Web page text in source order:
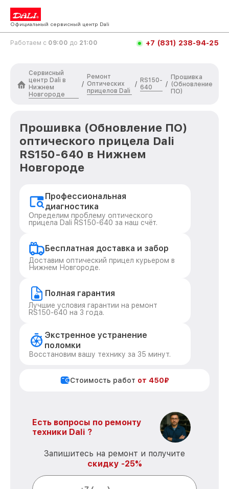
Официальный сервисный центр Dali
Работаем с 09:00 до 21:00 +7 (831) 238-94-25
Сервисный
центр Dali в
Нижнем
Новгороде
/
Ремонт
Оптических
прицелов Dali
/
RS150-
640
/
Прошивка
(Обновление
ПО)
Прошивка (Обновление ПО)
оптического прицела Dali
RS150-640 в Нижнем
Новгороде
Профессиональная
диагностика
Определим проблему оптического
прицела Dali RS150-640 за наш счёт.
Бесплатная доставка и забор
Доставим оптический прицел курьером в
Нижнем Новгороде.
Полная гарантия
Лучшие условия гарантии на ремонт
RS150-640 на 3 года.
Экстренное устранение
поломки
Восстановим вашу технику за 35 минут.
Стоимость работ от 450₽
Есть вопросы по ремонту
техники Dali ?
Запишитесь на ремонт и получите
скидку -25%